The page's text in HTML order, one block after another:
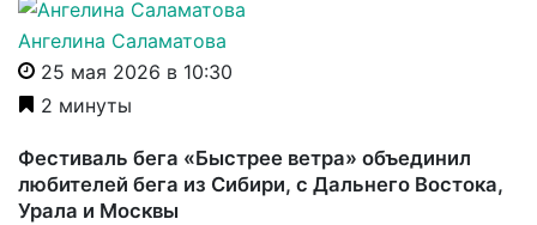
Ангелина Саламатова
25 мая 2026 в 10:30
2 минуты
Фестиваль бега «Быстрее ветра» объединил
любителей бега из Сибири, с Дальнего Востока,
Урала и Москвы